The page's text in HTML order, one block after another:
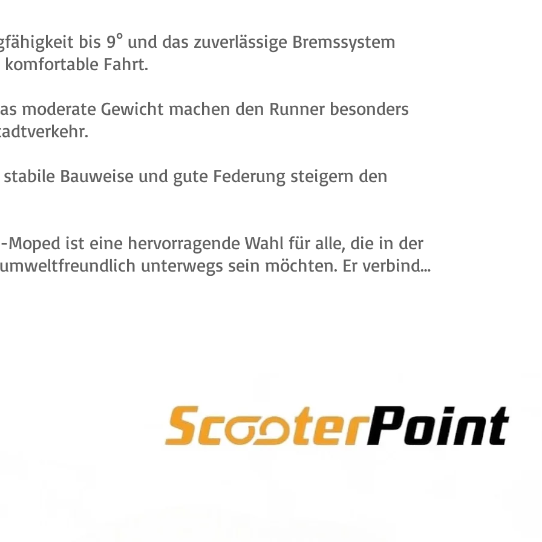
bis 9° und das zuverlässige Bremssystem
Fahrt.
moderate Gewicht machen den Runner besonders
Bauweise und gute Federung steigern den
Moped ist eine hervorragende Wahl für alle, die in der
unterwegs sein möchten. Er verbindet